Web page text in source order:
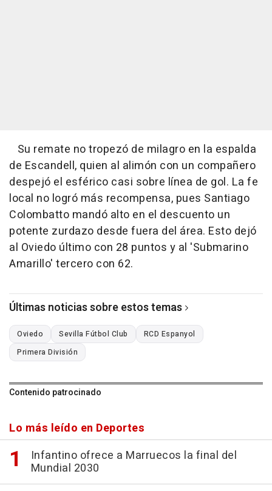
Su remate no tropezó de milagro en la espalda
de Escandell, quien al alimón con un compañero
despejó el esférico casi sobre línea de gol. La fe
local no logró más recompensa, pues Santiago
Colombatto mandó alto en el descuento un
potente zurdazo desde fuera del área. Esto dejó
al Oviedo último con 28 puntos y al 'Submarino
Amarillo' tercero con 62.
Últimas noticias sobre estos temas
Oviedo Sevilla Fútbol Club
RCD Espanyol
Primera División
Contenido patrocinado
Lo más leído en Deportes
Infantino ofrece a Marruecos la final del
Mundial 2030